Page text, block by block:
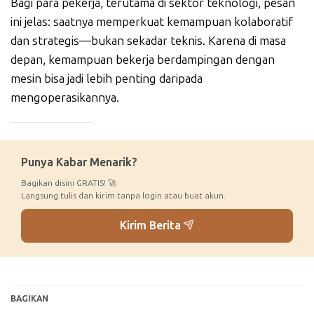
Bagi para pekerja, terutama di sektor teknologi, pesan
ini jelas: saatnya memperkuat kemampuan kolaboratif
dan strategis—bukan sekadar teknis. Karena di masa
depan, kemampuan bekerja berdampingan dengan
mesin bisa jadi lebih penting daripada
mengoperasikannya.
Punya Kabar Menarik?
Bagikan disini GRATIS! 🚀
Langsung tulis dan kirim tanpa login atau buat akun.
Kirim Berita
BAGIKAN